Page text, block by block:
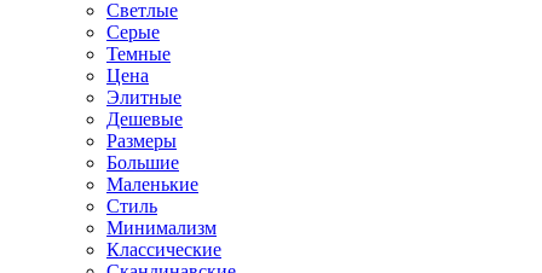
Светлые
Серые
Темные
Цена
Элитные
Дешевые
Размеры
Большие
Маленькие
Стиль
Минимализм
Классические